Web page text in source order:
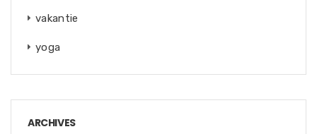
vakantie
yoga
ARCHIVES